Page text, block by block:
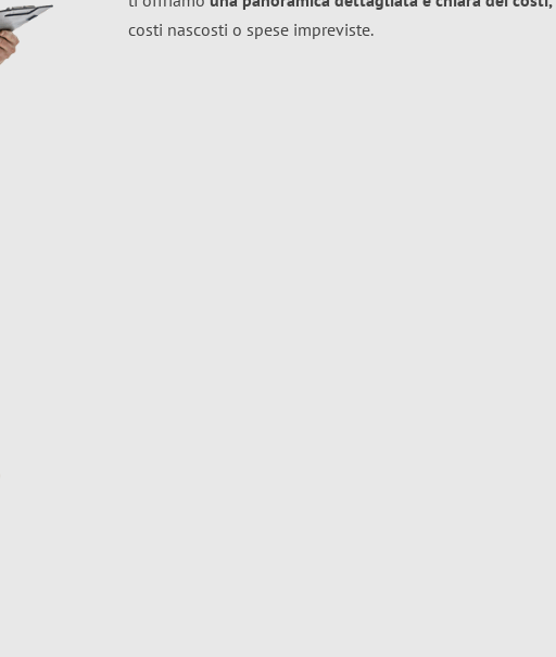
costi nascosti o spese impreviste.